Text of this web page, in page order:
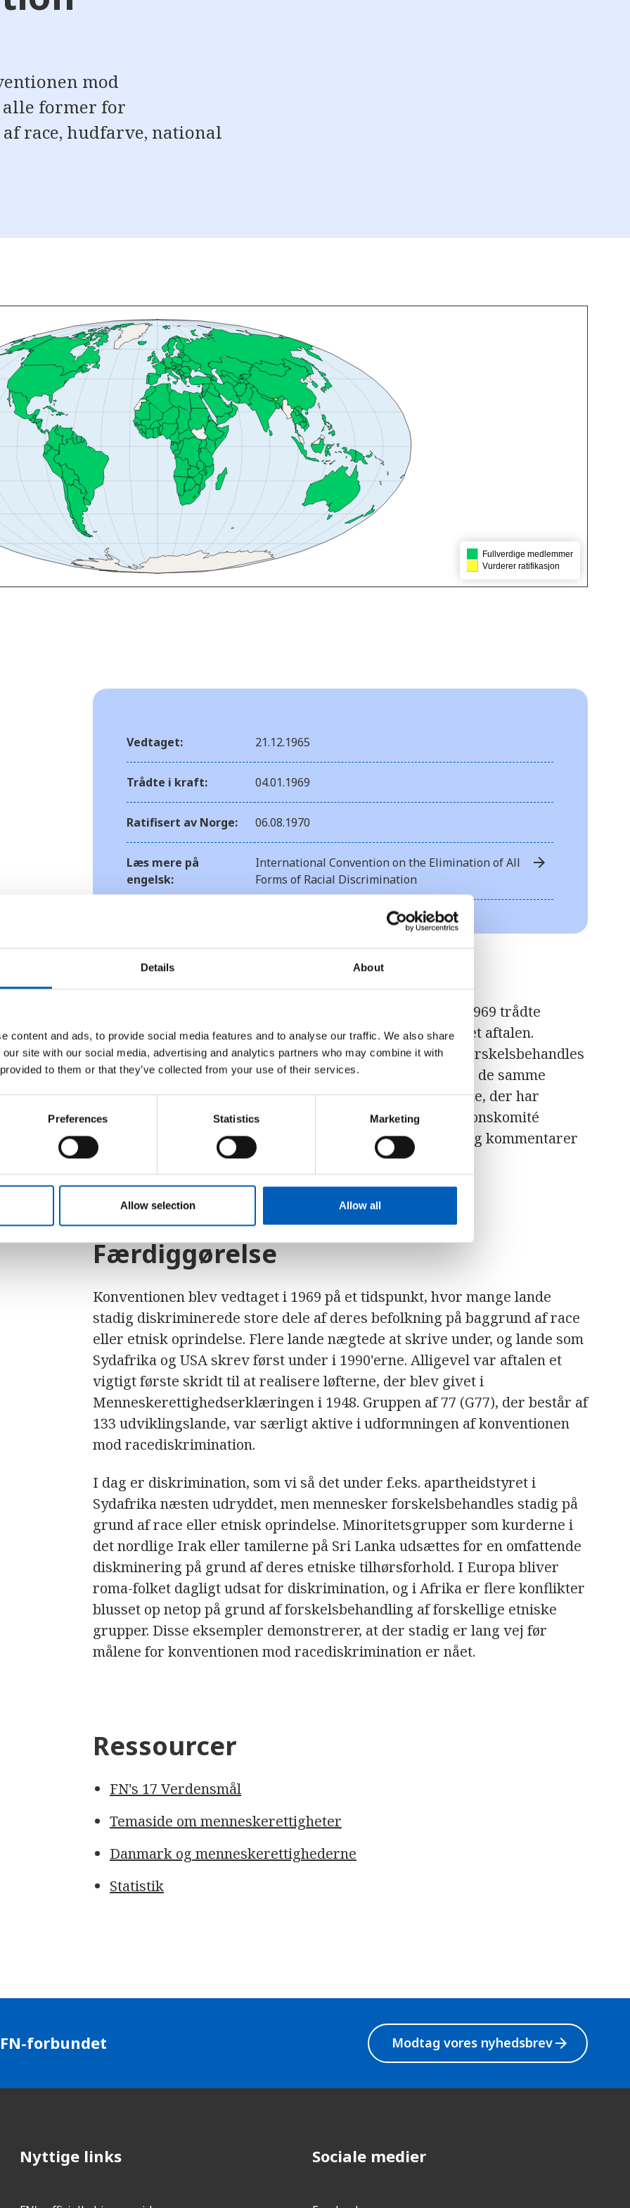
Details About
content and ads, to provide social media features and to analyse our traffic. We also share
site with our social media, advertising and analytics partners who may combine it with
to them or that they’ve collected from your use of their services.
Preferences Statistics Marketing
Allow selection Allow all
mod
former for
race, hudfarve, national
Fullverdige medlemmer
Vurderer ratifikasjon
Vedtaget: 21.12.1965
Trådte i kraft: 04.01.1969
Ratifisert av Norge: 06.08.1970
Læs mere på
engelsk:
International Convention on the Elimination of All
Forms of Racial Discrimination
arrow_forward
Konventionen blev åben for underskrifter i 1966. Først i 1969 trådte
konventionen i kraft, efter at 27 lande havde underskrevet aftalen.
Formålet med konventionen er at sikre, at grupper, der forskelsbehandles
på grund af race, hudfarve og/eller etnisk oprindelse, har de samme
rettigheder som alle andre. Hvert andet år sender landene, der har
underskrevet aftalen, rapporter til FN’s racediskriminationskomité
(CERD), hvorpå komiteen kan komme med anbefalinger og kommentarer
til, hvordan aftalen skal forstås.
Færdiggørelse
Konventionen blev vedtaget i 1969 på et tidspunkt, hvor mange lande
stadig diskriminerede store dele af deres befolkning på baggrund af race
eller etnisk oprindelse. Flere lande nægtede at skrive under, og lande som
Sydafrika og USA skrev først under i 1990'erne. Alligevel var aftalen et
vigtigt første skridt til at realisere løfterne, der blev givet i
Menneskerettighedserklæringen i 1948. Gruppen af 77 (G77), der består af
133 udviklingslande, var særligt aktive i udformningen af konventionen
mod racediskrimination.
I dag er diskrimination, som vi så det under f.eks. apartheidstyret i
Sydafrika næsten udryddet, men mennesker forskelsbehandles stadig på
grund af race eller etnisk oprindelse. Minoritetsgrupper som kurderne i
det nordlige Irak eller tamilerne på Sri Lanka udsættes for en omfattende
diskminering på grund af deres etniske tilhørsforhold. I Europa bliver
roma-folket dagligt udsat for diskrimination, og i Afrika er flere konflikter
blusset op netop på grund af forskelsbehandling af forskellige etniske
grupper. Disse eksempler demonstrerer, at der stadig er lang vej før
målene for konventionen mod racediskrimination er nået.
Ressourcer
FN's 17 Verdensmål
Temaside om menneskerettigheter
Danmark og menneskerettighederne
Statistik
forbundet Modtag vores nyhedsbrevarrow_forward
Nyttige links Sociale medier